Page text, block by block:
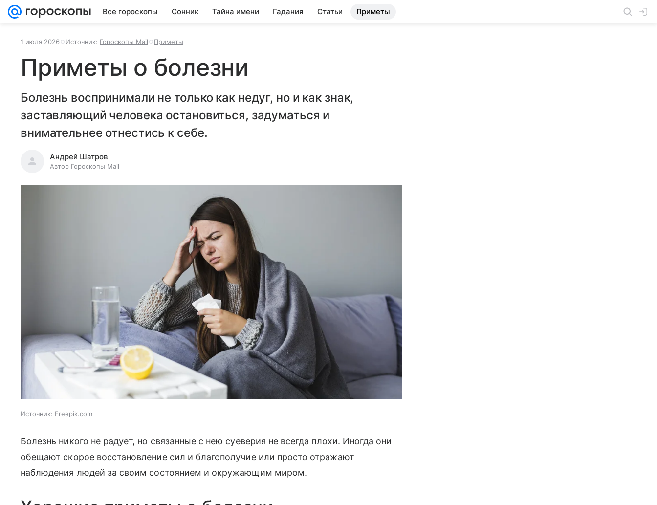
Все гороскопы Сонник Тайна имени Гадания Статьи Приметы
1 июля 2026 Источник: Гороскопы Mail Приметы
Приметы о болезни
Болезнь воспринимали не только как недуг, но и как знак,
заставляющий человека остановиться, задуматься и
внимательнее отнестись к себе.
Андрей Шатров
Автор Гороскопы Mail
Источник: Freepik.com
Болезнь никого не радует, но связанные с нею суеверия не всегда плохи. Иногда они
обещают скорое восстановление сил и благополучие или просто отражают
наблюдения людей за своим состоянием и окружающим миром.